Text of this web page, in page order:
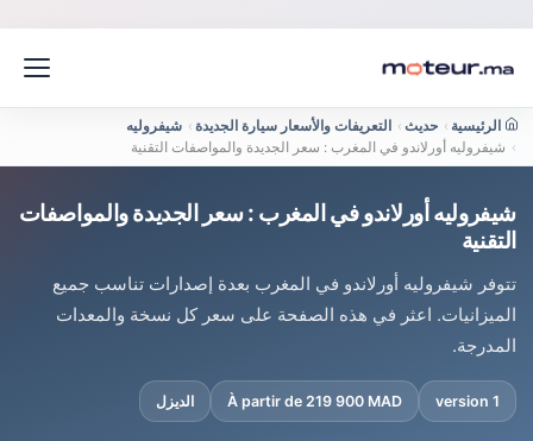
الرئيسية › حديث › التعريفات والأسعار سيارة الجديدة › شيفروليه
› شيفروليه أورلاندو في المغرب : سعر الجديدة والمواصفات التقنية
شيفروليه أورلاندو في المغرب : سعر الجديدة والمواصفات
التقنية
تتوفر شيفروليه أورلاندو في المغرب بعدة إصدارات تناسب جميع
الميزانيات. اعثر في هذه الصفحة على سعر كل نسخة والمعدات
المدرجة.
1 version
À partir de 219 900 MAD الديزل